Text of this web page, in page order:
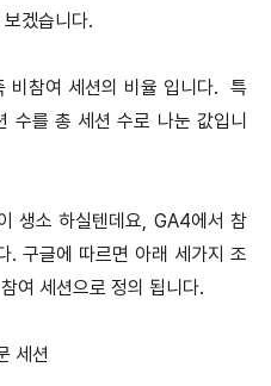
겠습니다.
비참여 세션의 비율 입니다. 특
수를 총 세션 수로 나눈 값입니
생소 하실텐데요, GA4에서 참
. 구글에 따르면 아래 세가지 조
여 세션으로 정의 됩니다.
세션